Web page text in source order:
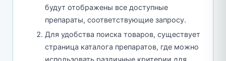
будут отображены все доступные
препараты, соответствующие запросу.
Для удобства поиска товаров, существует
страница каталога препаратов, где можно